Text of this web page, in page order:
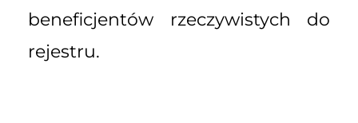
beneficjentów rzeczywistych do
rejestru.